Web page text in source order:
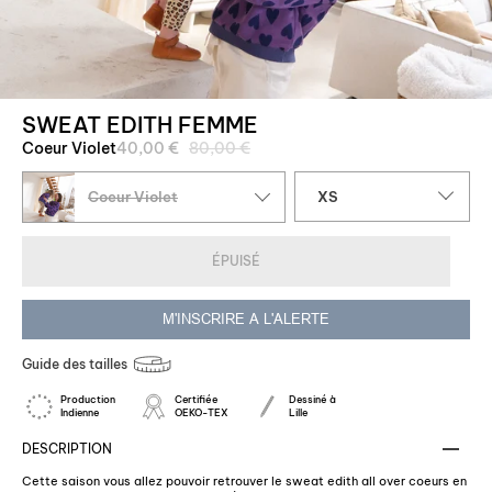
SWEAT EDITH FEMME
Coeur Violet40,00 € Prix
80,00 €
Coeur Violet
Taille
XS
ÉPUISÉ
M'INSCRIRE A L'ALERTE
Guide des tailles
Production
Indienne
Certifiée
OEKO-TEX
Dessiné à
Lille
DESCRIPTION
Cette saison vous allez pouvoir retrouver le sweat edith all over coeurs en